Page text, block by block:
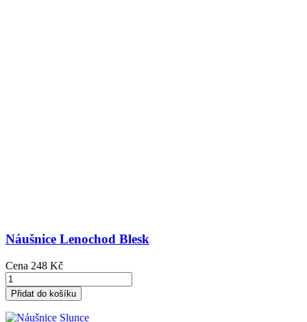
Náušnice Lenochod Blesk
Cena 248 Kč
Přidat do košíku